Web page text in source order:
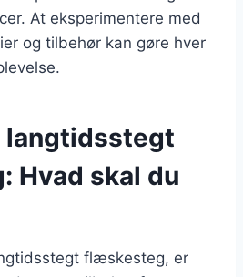
At eksperimentere med
og tilbehør kan gøre hver
langtidsstegt
Hvad skal du
flæskesteg, er